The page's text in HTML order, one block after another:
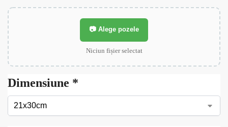
📷 Alege pozele
Niciun fișier selectat
Dimensiune *